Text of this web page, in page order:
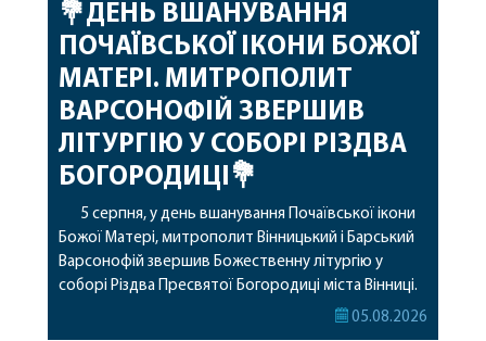
💐ДЕНЬ ВШАНУВАННЯ
ПОЧАЇВСЬКОЇ ІКОНИ БОЖОЇ
МАТЕРІ. МИТРОПОЛИТ
ВАРСОНОФІЙ ЗВЕРШИВ
ЛІТУРГІЮ У СОБОРІ РІЗДВА
БОГОРОДИЦІ💐
5 серпня, у день вшанування Почаївської ікони
Божої Матері, митрополит Вінницький і Барський
Варсонофій звершив Божественну літургію у
соборі Різдва Пресвятої Богородиці міста Вінниці.
Його Високопреосвященству співслужили05.08.2026